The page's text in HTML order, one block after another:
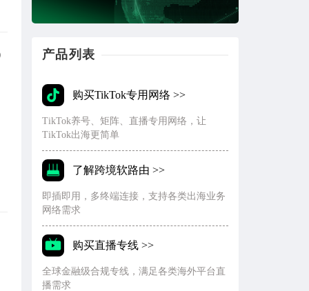
产品列表
购买TikTok专用网络 >>
TikTok养号、矩阵、直播专用网络，让
TikTok出海更简单
了解跨境软路由 >>
即插即用，多终端连接，支持各类出海业务
网络需求
购买直播专线 >>
全球金融级合规专线，满足各类海外平台直
播需求